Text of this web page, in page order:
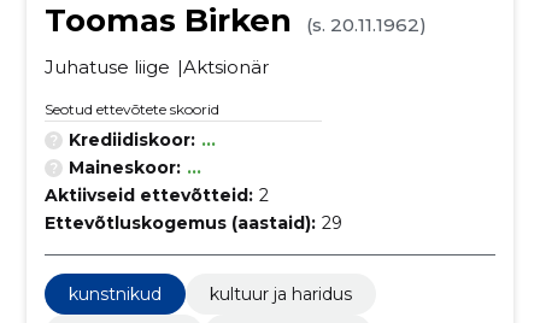
Toomas Birken
(s. 20.11.1962)
Juhatuse liige
Aktsionär
Seotud ettevõtete skoorid
Krediidiskoor: ...
Maineskoor: ...
Aktiivseid ettevõtteid: 2
Ettevõtluskogemus (aastaid): 29
kunstnikud
kultuur ja haridus